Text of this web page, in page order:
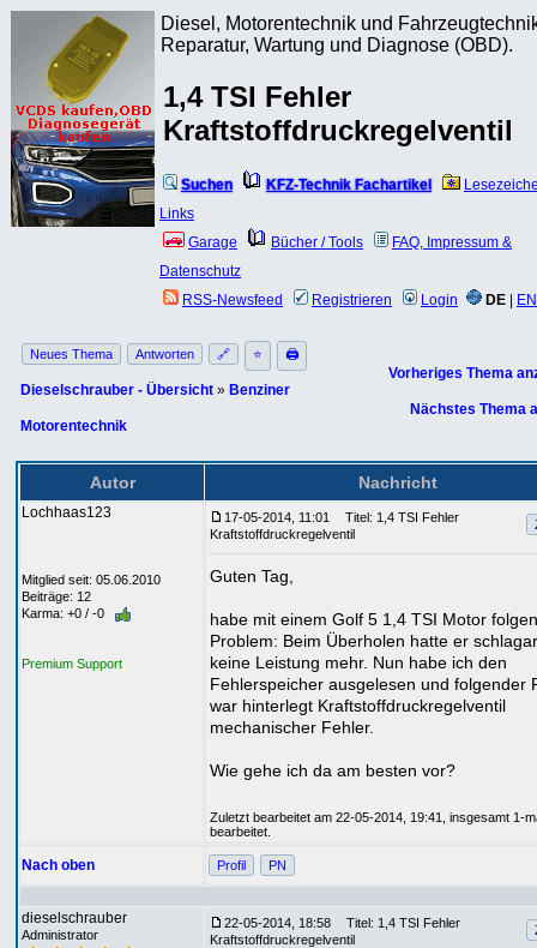
Diesel, Motorentechnik und
Reparatur, Wartung und Diagnose (OBD).
1,4 TSI Fehler
Kraftstoffdruckregelventil
Suchen KFZ-Technik Fachartikel
Links
Garage
Bücher / Tools
FAQ, Impressum &
Datenschutz
RSS-Newsfeed
Registrieren Login DE EN
Neues Thema Antworten 🔗 ⭐ 🖨
Dieselschrauber - Übersicht » Benziner
Motorentechnik
Vorheriges Thema
Nächstes Thema
Autor Nachricht
Lochhaas123
Mitglied seit: 05.06.2010
Beiträge: 12
Karma: +0 / -0
Premium Support
17-05-2014, 11:01
Titel: 1,4 TSI Fehler
Kraftstoffdruckregelventil
Guten Tag,
habe mit einem Golf 5 1,4 TSI Motor
Problem: Beim Überholen hatte er
keine Leistung mehr. Nun habe ich den
Fehlerspeicher ausgelesen und folgender
war hinterlegt Kraftstoffdruckregelventil
mechanischer Fehler.
Wie gehe ich da am besten vor?
Zuletzt bearbeitet am 22-05-2014, 19:41, insgesamt 1-
bearbeitet.
Nach oben Profil PN
dieselschrauber
Administrator
22-05-2014, 18:58
Titel: 1,4 TSI Fehler
Kraftstoffdruckregelventil